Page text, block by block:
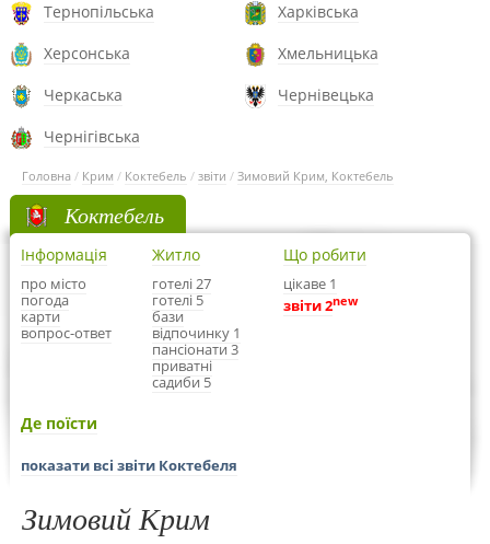
Тернопільська
Харківська
Херсонська
Хмельницька
Черкаська
Чернівецька
Чернігівська
Головна / Крим / Коктебель / звіти / Зимовий Крим, Коктебель
Коктебель
Інформація
про місто
погода
карти
вопрос-ответ
Житло
готелі 27
готелі 5
бази
відпочинку 1
пансіонати 3
приватні
садиби 5
Що робити
цікаве 1
звіти 2new
Де поїсти
показати всі звіти Коктебеля
Зимовий Крим